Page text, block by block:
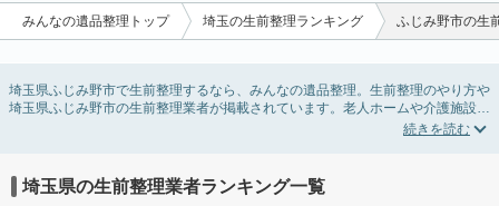
みんなの遺品整理トップ 埼玉の生前整理ランキング ふじみ野市の生
埼玉県ふじみ野市で生前整理するなら、みんなの遺品整理。生前整理のやり方や
埼玉県ふじみ野市の生前整理業者が掲載されています。老人ホームや介護施設入
居に伴う不用品の処分・回収・引き取りから、在宅介護の介護整理や福祉住環境
オプションサービスで絞り込み検索を利用してみましょう。
またお役立ち情報も豊富なので終活でエンディングノートの選び方や、整理整
埼玉県の生前整理業者ランキング一覧